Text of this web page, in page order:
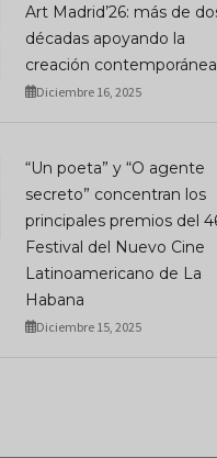
Art Madrid’26: más de
décadas apoyando la
creación contemporánea
Diciembre 16, 2025
“Un poeta” y “O agente
secreto” concentran los
principales premios del
Festival del Nuevo Cine
Latinoamericano de La
Habana
Diciembre 15, 2025